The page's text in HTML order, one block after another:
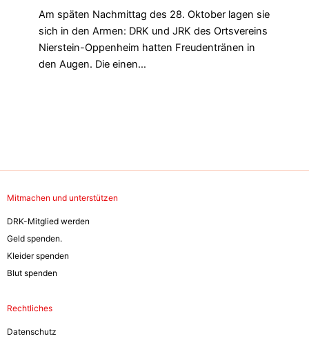
Am späten Nachmittag des 28. Oktober lagen sie
sich in den Armen: DRK und JRK des Ortsvereins
Nierstein-Oppenheim hatten Freudentränen in
den Augen. Die einen…
Mitmachen und unterstützen
DRK-Mitglied werden
Geld spenden.
Kleider spenden
Blut spenden
Rechtliches
Datenschutz